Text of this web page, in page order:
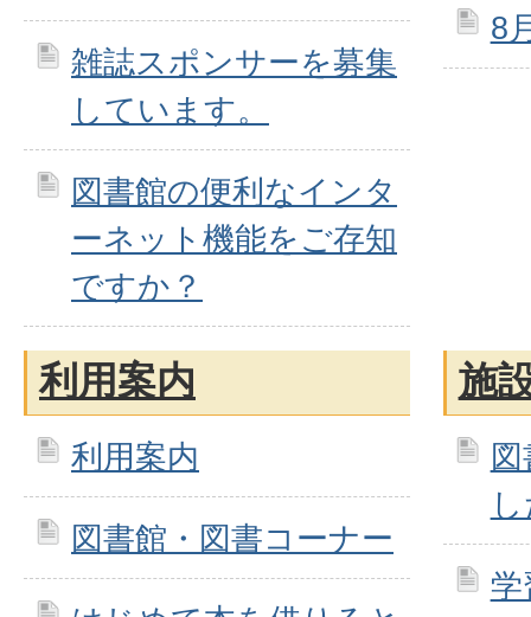
雑誌スポンサーを募集
しています。
図書館の便利なインタ
ーネット機能をご存知
ですか？
8
利用案内
利用案内
図書館・図書コーナー
施
学